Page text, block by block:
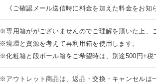
《ご確認メール送信時に料金を加えた料金をお知
※専用箱ががございませんのでご理解を頂いた上、
※境環と資源を考えて再利用箱を使用します。
※化粧箱と段ボール箱をご希望時は、別途500円+税
※アウトレット商品は、返品・交換・キャンセルは